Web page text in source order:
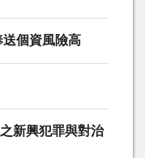
個資風險高
新興犯罪與對治